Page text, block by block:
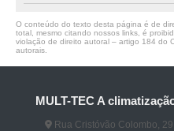
O conteúdo do texto desta página é de
total, mesmo citando nossos links, é
violação de direito autoral – artigo 184 do
autorais
MULT-TEC A
Rua Cristóvão Colombo,